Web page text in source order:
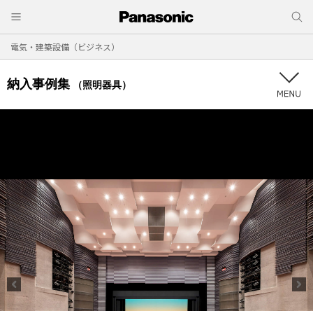
電気・建築設備（ビジネス）
納入事例集 （照明器具）